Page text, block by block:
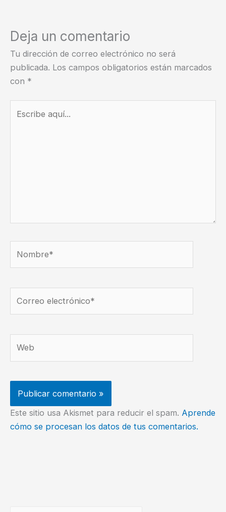
Deja un comentario
Tu dirección de correo electrónico no será
publicada. Los campos obligatorios están marcados
con *
aquí...
electrónico*
Este sitio usa Akismet para reducir el spam. Aprende
cómo se procesan los datos de tus comentarios.